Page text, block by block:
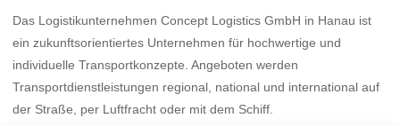
Das Logistikunternehmen Concept Logistics GmbH in Hanau ist
ein zukunftsorientiertes Unternehmen für hochwertige und
individuelle Transportkonzepte. Angeboten werden
Transportdienstleistungen regional, national und international auf
der Straße, per Luftfracht oder mit dem Schiff.